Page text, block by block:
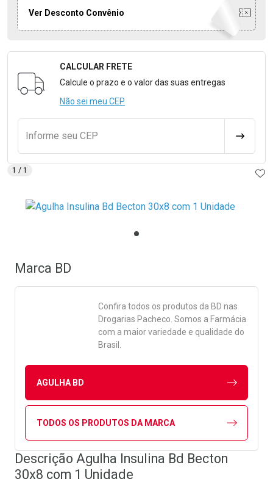
Ver Desconto Convênio
Formulário para Calcular o Frete
CALCULAR FRETE
Calcule o prazo e o valor das suas entregas
Não sei meu CEP
Informe seu CEP
1 / 1
Marca BD
Confira todos os produtos da BD nas
Drogarias Pacheco. Somos a Farmácia
com a maior variedade e qualidade do
Brasil.
AGULHA BD
TODOS OS PRODUTOS DA MARCA
Descrição Agulha Insulina Bd Becton
30x8 com 1 Unidade